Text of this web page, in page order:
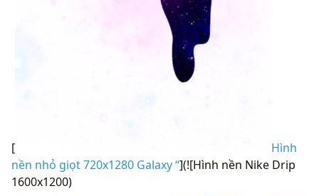
[
Hình
nền nhỏ giọt 720x1280 Galaxy “](![Hình nền Nike Drip
1600x1200)